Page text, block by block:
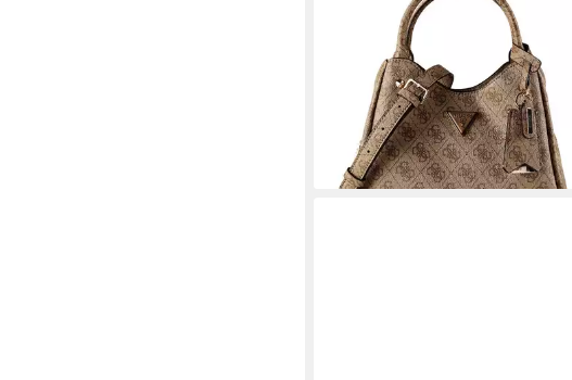
Henkeltasche Meridian II,
Polyurethan
113,97 € UVP 145,00 €
lieferbar - in 2-3 Werktagen bei dir